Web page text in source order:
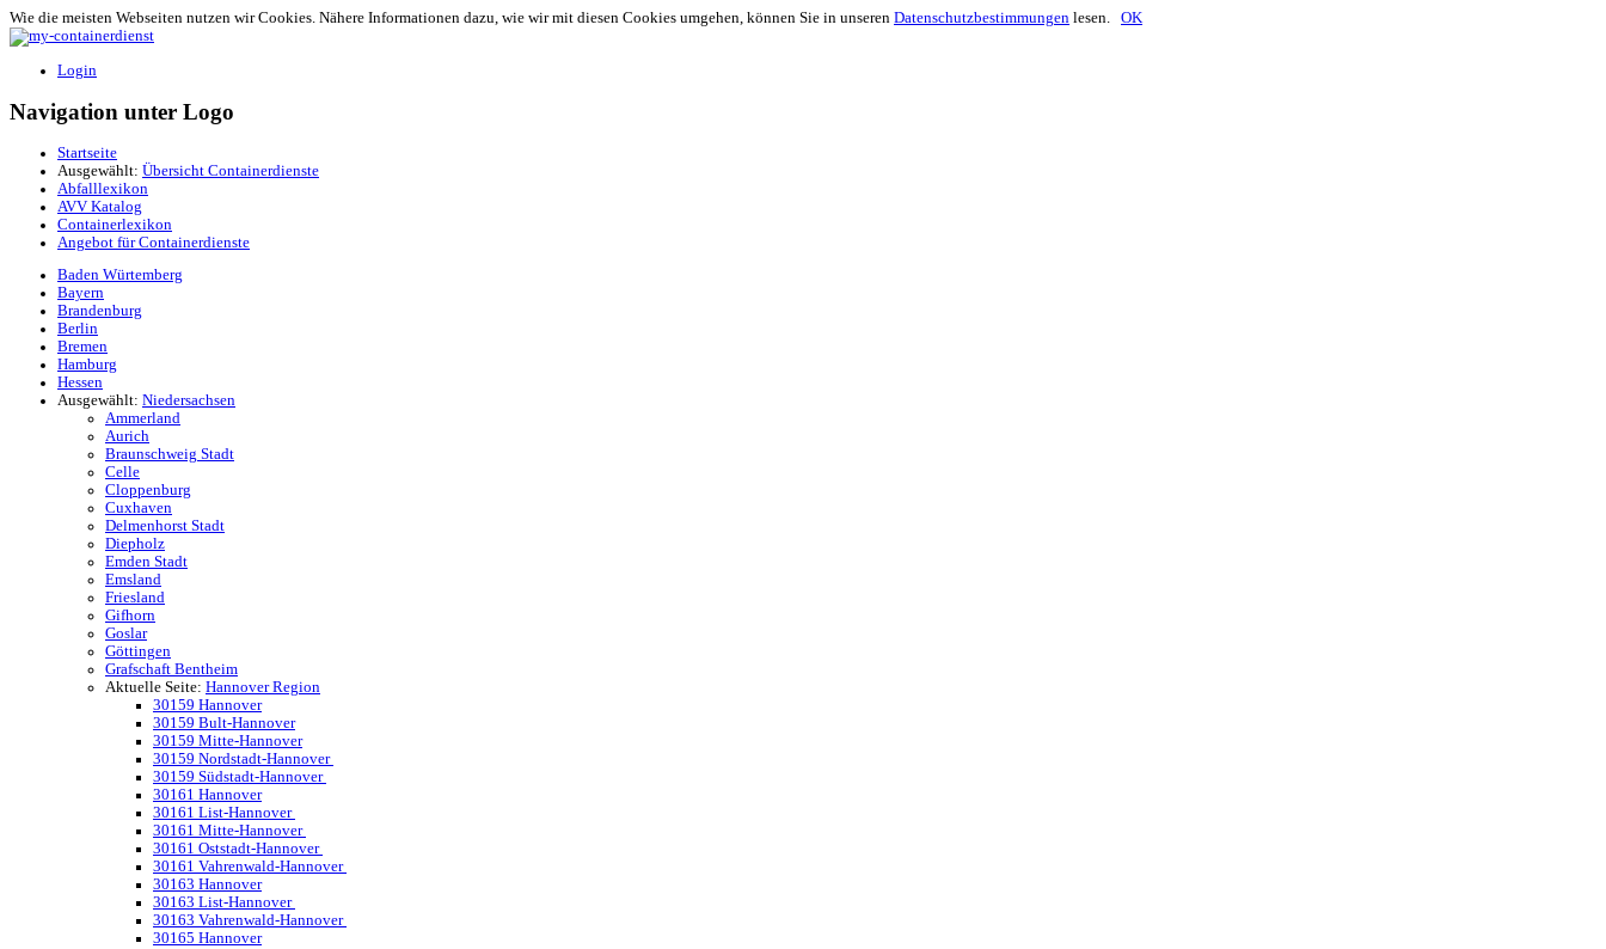
Wie die meisten Webseiten nutzen wir Cookies. Nähere Informationen dazu, wie wir mit diesen Cookies umgehen, können Sie in unseren Datenschutzbestimmungen lesen. OK
Login
Navigation unter Logo
Startseite
Ausgewählt: Übersicht Containerdienste
Abfalllexikon
AVV Katalog
Containerlexikon
Angebot für Containerdienste
Baden Würtemberg
Bayern
Brandenburg
Berlin
Bremen
Hamburg
Hessen
Ausgewählt: Niedersachsen
Ammerland
Aurich
Braunschweig Stadt
Celle
Cloppenburg
Cuxhaven
Delmenhorst Stadt
Diepholz
Emden Stadt
Emsland
Friesland
Gifhorn
Goslar
Göttingen
Grafschaft Bentheim
Aktuelle Seite: Hannover Region
30159 Hannover
30159 Bult-Hannover
30159 Mitte-Hannover
30159 Nordstadt-Hannover
30159 Südstadt-Hannover
30161 Hannover
30161 List-Hannover
30161 Mitte-Hannover
30161 Oststadt-Hannover
30161 Vahrenwald-Hannover
30163 Hannover
30163 List-Hannover
30163 Vahrenwald-Hannover
30165 Hannover